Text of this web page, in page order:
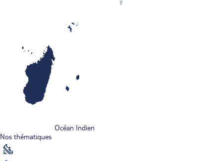
Océan Indien
Nos thématiques